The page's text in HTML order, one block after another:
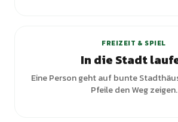
FREIZEIT & SPIEL
In die Stadt
Eine Person geht auf bunte
Pfeile den Weg zeigen.